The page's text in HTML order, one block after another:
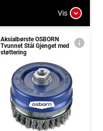
Vis
Aksialbørste OSBORN
Tvunnet Stål Gjenget med
støttering